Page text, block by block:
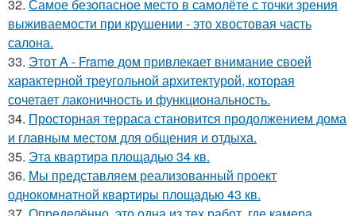
32. Самое безопасное место в самолёте с точки зрения
выживаемости при крушении - это хвостовая часть
салона.
33. Этот A - Frame дом привлекает внимание своей
характерной треугольной архитектурой, которая
сочетает лаконичность и функциональность.
34. Просторная терраса становится продолжением дома
и главным местом для общения и отдыха.
35. Эта квартира площадью 34 кв.
36. Мы представляем реализованный проект
однокомнатной квартиры площадью 43 кв.